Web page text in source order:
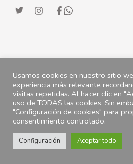
© NATURZENMADRID 2023
ENVÍOS |POLÍTICA DE
POLÍTICA DE PRIVACIDAD |
18.85€
Usamos cookies en nuestro sitio
experiencia más relevante
visitas repetidas. Al hacer clic en
uso de TODAS las cookies. Sin
"Configuración de cookies" para
consentimiento controlado.
Configuración Aceptar todo